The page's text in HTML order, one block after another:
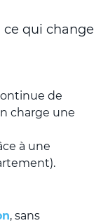
ce qui change
de
charge une
à une
, sans